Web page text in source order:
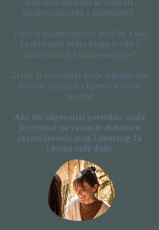
potrebno da biste se osjećali
sigurno, sigurno i ispunjeno?
Jeste li zainteresirani naučiti kako
prakticirati bolju brigu o sebi i
uravnotežiti razinu energije?
Želite li razumjeti svoje jedinstvene
darove, izazove i karmu u ovom
životu?
Ako ste odgovorili potvrdno, onda
je vrijeme da zaronite duboko u
razumijevanje svog Lunarnog Ja
i svrha vaše duše.